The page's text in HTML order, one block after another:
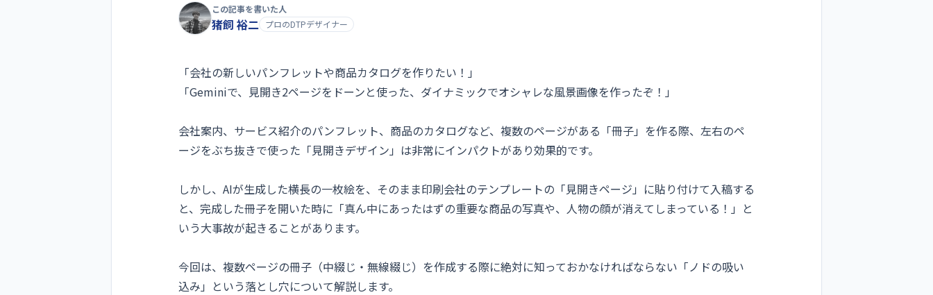
この記事を書いた人
猪飼 裕二 プロのDTPデザイナー
「会社の新しいパンフレットや商品カタログを作りたい！」
「Geminiで、見開き2ページをドーンと使った、ダイナミックでオシャレな風景画像を作ったぞ！」
会社案内、サービス紹介のパンフレット、商品のカタログなど、複数のページがある「冊子」を作る際、左右のペ
ージをぶち抜きで使った「見開きデザイン」は非常にインパクトがあり効果的です。
しかし、AIが生成した横長の一枚絵を、そのまま印刷会社のテンプレートの「見開きページ」に貼り付けて入稿する
と、完成した冊子を開いた時に「真ん中にあったはずの重要な商品の写真や、人物の顔が消えてしまっている！」と
いう大事故が起きることがあります。
今回は、複数ページの冊子（中綴じ・無線綴じ）を作成する際に絶対に知っておかなければならない「ノドの吸い
込み」という落とし穴について解説します。